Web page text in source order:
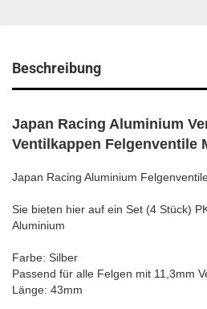
Beschreibung
Japan Racing Aluminium
Ventilkappen Felgenventile
Japan Racing Aluminium
Sie bieten hier auf ein Set (4 Stück)
Aluminium
Farbe: Silber
Passend für alle Felgen mit 11,3mm
Länge: 43mm